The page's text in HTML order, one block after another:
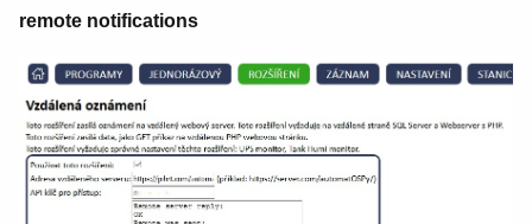
remote notifications